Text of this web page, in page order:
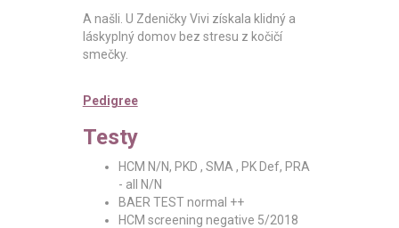
A našli. U Zdeničky Vivi získala klidný a
láskyplný domov bez stresu z kočičí
smečky.
Pedigree
Testy
HCM N/N, PKD , SMA , PK Def, PRA
- all N/N
BAER TEST normal ++
HCM screening negative 5/2018